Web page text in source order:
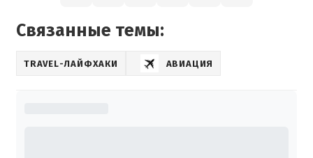
Связанные темы:
TRAVEL-ЛАЙФХАКИ АВИАЦИЯ